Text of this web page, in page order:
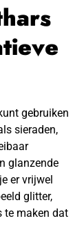
gebruiken
sieraden,
glanzende
er vrijwel
glitter,
te maken dat